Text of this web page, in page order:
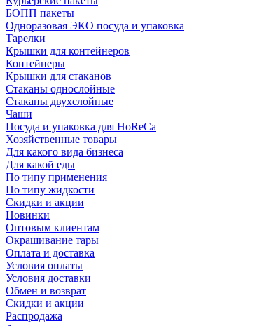
БОПП пакеты
Одноразовая ЭКО посуда и упаковка
Тарелки
Крышки для контейнеров
Контейнеры
Крышки для стаканов
Стаканы однослойные
Стаканы двухслойные
Чаши
Посуда и упаковка для HoReCa
Хозяйственные товары
Для какого вида бизнеса
Для какой еды
По типу применения
По типу жидкости
Скидки и акции
Новинки
Оптовым клиентам
Окрашивание тары
Оплата и доставка
Условия оплаты
Условия доставки
Обмен и возврат
Скидки и акции
Распродажа